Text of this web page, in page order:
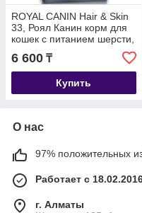
ROYAL CANIN Hair & Skin
33, Роял Канин корм для
кошек с питанием шерсти,
весовой 1кг.
6 600 ₸
Купить
О нас
97% положительных
Работает с
г. Алматы